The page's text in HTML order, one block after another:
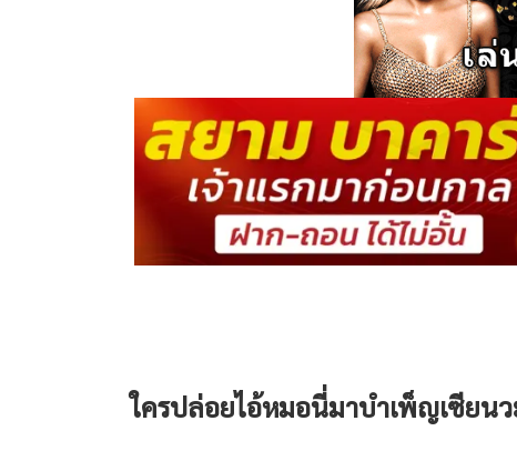
ใครปล่อยไอ้หมอนี่มาบำเพ็ญเซียน